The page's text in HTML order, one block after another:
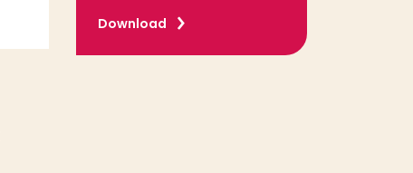
Download